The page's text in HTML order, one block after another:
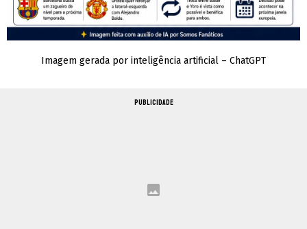
Imagem gerada por inteligência artificial – ChatGPT
PUBLICIDADE